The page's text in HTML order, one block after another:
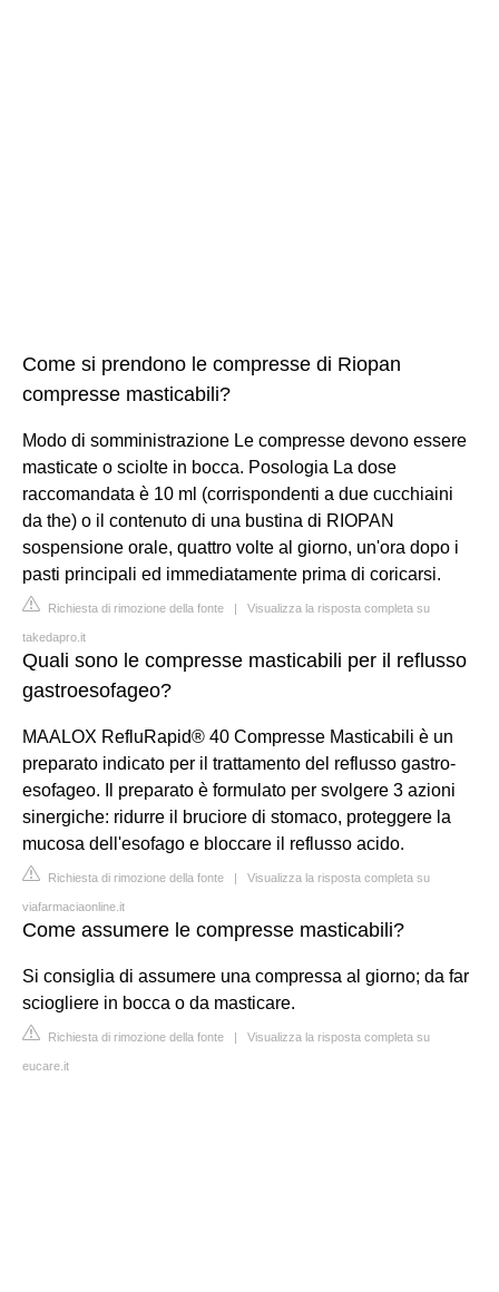
Come si prendono le compresse di Riopan
compresse masticabili?
Modo di somministrazione Le compresse devono essere
masticate o sciolte in bocca. Posologia La dose
raccomandata è 10 ml (corrispondenti a due cucchiaini
da the) o il contenuto di una bustina di RIOPAN
sospensione orale, quattro volte al giorno, un'ora dopo i
pasti principali ed immediatamente prima di coricarsi.
Richiesta di rimozione della fonte | Visualizza la risposta completa su
takedapro.it
Quali sono le compresse masticabili per il reflusso
gastroesofageo?
MAALOX RefluRapid® 40 Compresse Masticabili è un
preparato indicato per il trattamento del reflusso gastro-
esofageo. Il preparato è formulato per svolgere 3 azioni
sinergiche: ridurre il bruciore di stomaco, proteggere la
mucosa dell'esofago e bloccare il reflusso acido.
Richiesta di rimozione della fonte | Visualizza la risposta completa su
viafarmaciaonline.it
Come assumere le compresse masticabili?
Si consiglia di assumere una compressa al giorno; da far
sciogliere in bocca o da masticare.
Richiesta di rimozione della fonte | Visualizza la risposta completa su
eucare.it